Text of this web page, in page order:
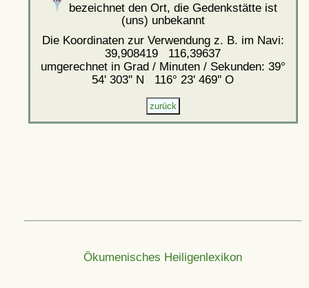
bezeichnet den Ort, die Gedenkstätte ist
(uns) unbekannt
Die Koordinaten zur Verwendung z. B. im Navi:
39,908419 116,39637
umgerechnet in Grad / Minuten / Sekunden: 39°
54' 303'' N 116° 23' 469'' O
Ökumenisches Heiligenlexikon